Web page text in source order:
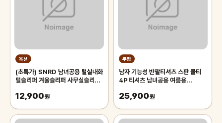
옥션
(초특가) SNRD 남녀공용 털실내화
털슬리퍼 겨울슬리퍼 사무실슬리퍼
12,900원
쿠팡
남자 기능성 반팔티셔츠 스판 쿨티
4P 티셔츠 남녀공용 여름용
25,900원